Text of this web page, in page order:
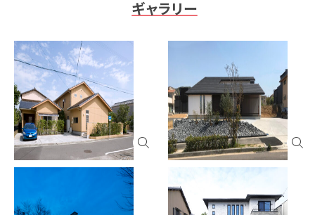
ギャラリー